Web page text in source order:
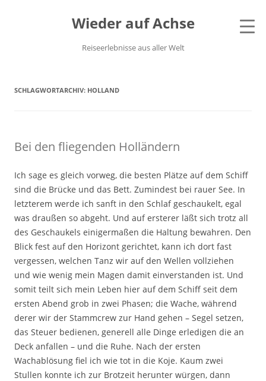
Wieder auf Achse
Reiseerlebnisse aus aller Welt
SCHLAGWORTARCHIV: HOLLAND
Bei den fliegenden Holländern
Ich sage es gleich vorweg, die besten Plätze auf dem Schiff
sind die Brücke und das Bett. Zumindest bei rauer See. In
letzterem werde ich sanft in den Schlaf geschaukelt, egal
was draußen so abgeht. Und auf ersterer läßt sich trotz all
des Geschaukels einigermaßen die Haltung bewahren. Den
Blick fest auf den Horizont gerichtet, kann ich dort fast
vergessen, welchen Tanz wir auf den Wellen vollziehen
und wie wenig mein Magen damit einverstanden ist. Und
somit teilt sich mein Leben hier auf dem Schiff seit dem
ersten Abend grob in zwei Phasen; die Wache, während
derer wir der Stammcrew zur Hand gehen – Segel setzen,
das Steuer bedienen, generell alle Dinge erledigen die an
Deck anfallen – und die Ruhe. Nach der ersten
Wachablösung fiel ich wie tot in die Koje. Kaum zwei
Stullen konnte ich zur Brotzeit herunter würgen, dann